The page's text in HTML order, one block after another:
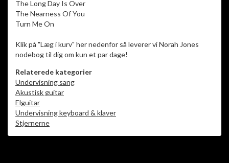
The Long Day Is Over
The Nearness Of You
Turn Me On
Klik på "Læg i kurv" her nedenfor så leverer vi Norah Jones
nodebog til dig om kun et par dage!
Relaterede kategorier
Undervisning sang
Akustisk guitar
Elguitar
Undervisning keyboard & klaver
Stjernerne